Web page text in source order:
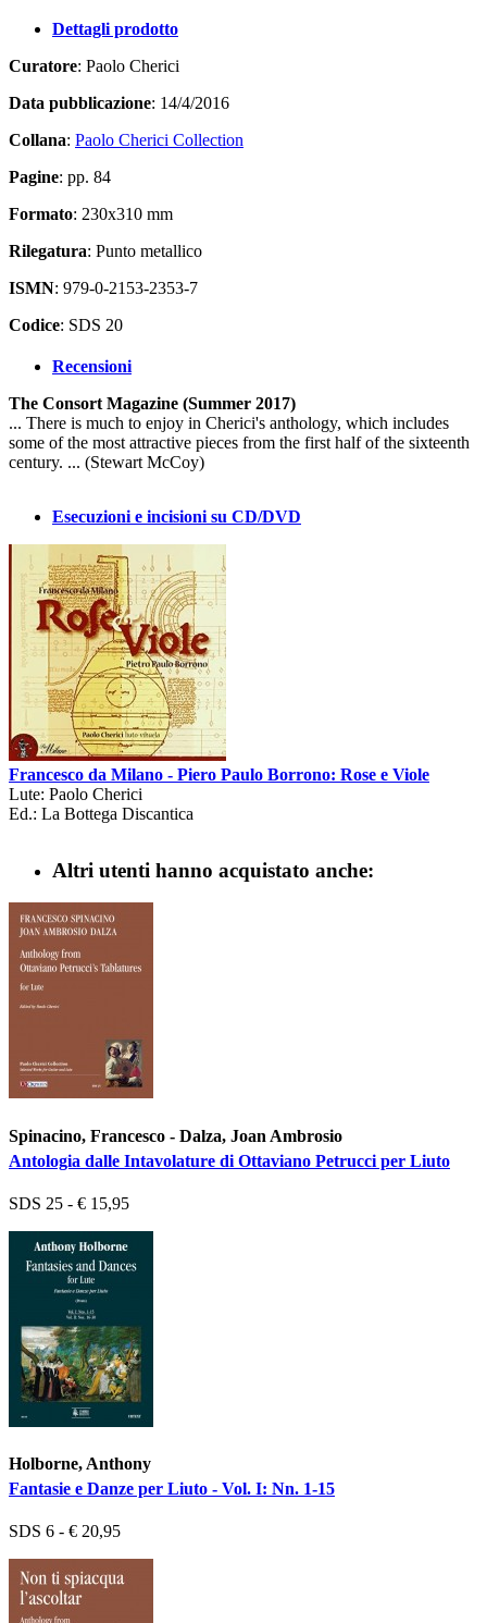
Dettagli prodotto
Curatore: Paolo Cherici
Data pubblicazione: 14/4/2016
Collana: Paolo Cherici Collection
Pagine: pp. 84
Formato: 230x310 mm
Rilegatura: Punto metallico
ISMN: 979-0-2153-2353-7
Codice: SDS 20
Recensioni
The Consort Magazine (Summer 2017)
... There is much to enjoy in Cherici's anthology, which includes
some of the most attractive pieces from the first half of the sixteenth
century. ... (Stewart McCoy)
Esecuzioni e incisioni su CD/DVD
Francesco da Milano - Piero Paulo Borrono: Rose e Viole
Lute: Paolo Cherici
Ed.: La Bottega Discantica
Altri utenti hanno acquistato anche:
Spinacino, Francesco - Dalza, Joan Ambrosio
Antologia dalle Intavolature di Ottaviano Petrucci per Liuto
SDS 25 - € 15,95
Holborne, Anthony
Fantasie e Danze per Liuto - Vol. I: Nn. 1-15
SDS 6 - € 20,95